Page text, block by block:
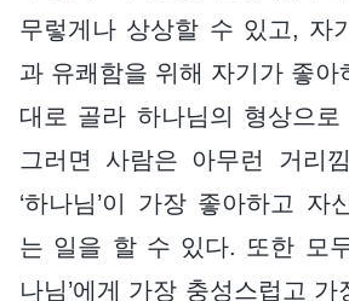
무렇게나 상상할 수 있고, 자
과 유쾌함을 위해 자기가 좋아
대로 골라 하나님의 형상으
그러면 사람은 아무런 거리
‘하나님’이 가장 좋아하고 자
는 일을 할 수 있다. 또한 모
나님’에게 가장 충성스럽고 가